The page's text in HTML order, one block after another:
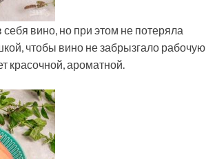
вино, но при этом не потеряла
чтобы вино не забрызгало рабочую
красочной, ароматной.